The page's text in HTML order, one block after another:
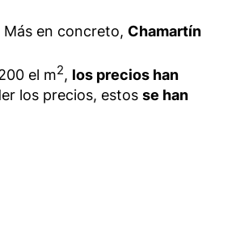
Más en concreto, Chamartín
el m2, los precios han
los precios, estos se han